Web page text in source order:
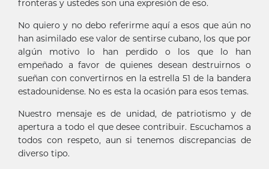
fronteras y ustedes son una expresión de eso.
No quiero y no debo referirme aquí a esos que aún no
han asimilado ese valor de sentirse cubano, los que por
algún motivo lo han perdido o los que lo han
empeñado a favor de quienes desean destruirnos o
sueñan con convertirnos en la estrella 51 de la bandera
estadounidense. No es esta la ocasión para esos temas.
Nuestro mensaje es de unidad, de patriotismo y de
apertura a todo el que desee contribuir. Escuchamos a
todos con respeto, aun si tenemos discrepancias de
diverso tipo.